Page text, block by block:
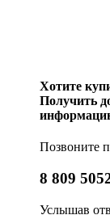
Хотите
Получить
Позвоните
8 809
Услышав